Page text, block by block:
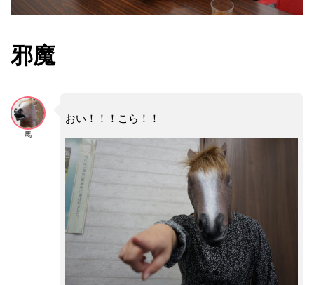
邪魔
馬
おい！！！こら！！